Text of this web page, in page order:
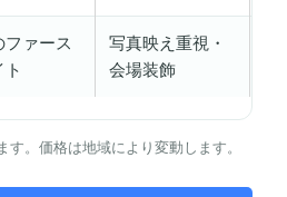
ファース
ト
写真映え重視・
会場装飾
。価格は地域により変動します。